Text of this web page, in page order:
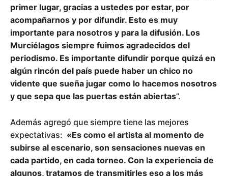
primer lugar, gracias a ustedes por estar, por
acompañarnos y por difundir. Esto es muy
importante para nosotros y para la difusión. Los
Murciélagos siempre fuimos agradecidos del
periodismo. Es importante difundir porque quizá en
algún rincón del país puede haber un chico no
vidente que sueña jugar como lo hacemos nosotros
y que sepa que las puertas están abiertas”.
Además agregó que siempre tiene las mejores
expectativas: «Es como el artista al momento de
subirse al escenario, son sensaciones nuevas en
cada partido, en cada torneo. Con la experiencia de
algunos, tratamos de transmitirles eso a los más